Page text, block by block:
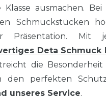
ausmachen. Bei
Schmuckstücken
Präsentation. Mit
Deta Schmuck
die Besonderheit
den perfekten
unseres Service.